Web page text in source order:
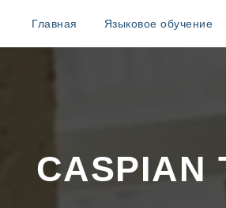
Главная Языковое обучение
CASPIAN